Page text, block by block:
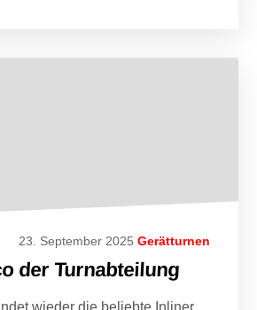
23. September 2025 Gerätturnen
der Turnabteilung